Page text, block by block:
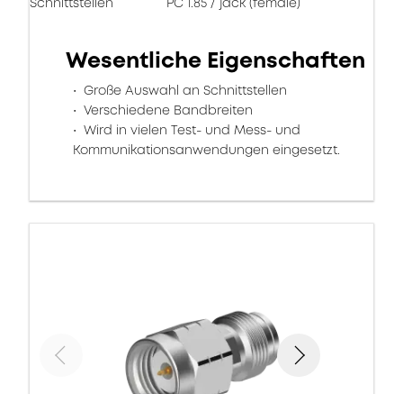
Wesentliche Eigenschaften
Große Auswahl an Schnittstellen
Verschiedene Bandbreiten
Wird in vielen Test- und Mess- und
Kommunikationsanwendungen eingesetzt.